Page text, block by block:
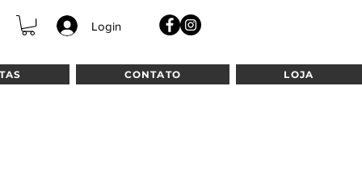
Login
CONTATO LOJA